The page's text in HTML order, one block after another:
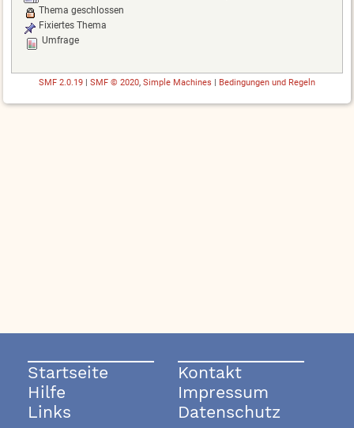
Thema geschlossen
Fixiertes Thema
Umfrage
SMF 2.0.19 | SMF © 2020, Simple Machines | Bedingungen und Regeln
Startseite
Hilfe
Links
Kontakt
Impressum
Datenschutz